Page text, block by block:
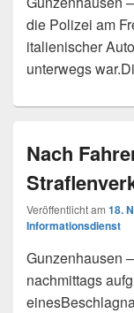
die Polizei am
italienischer
unterwegs
Nach
Veröffentlicht am 18.
Informationsdienst
Gunzenhausen
nachmittags